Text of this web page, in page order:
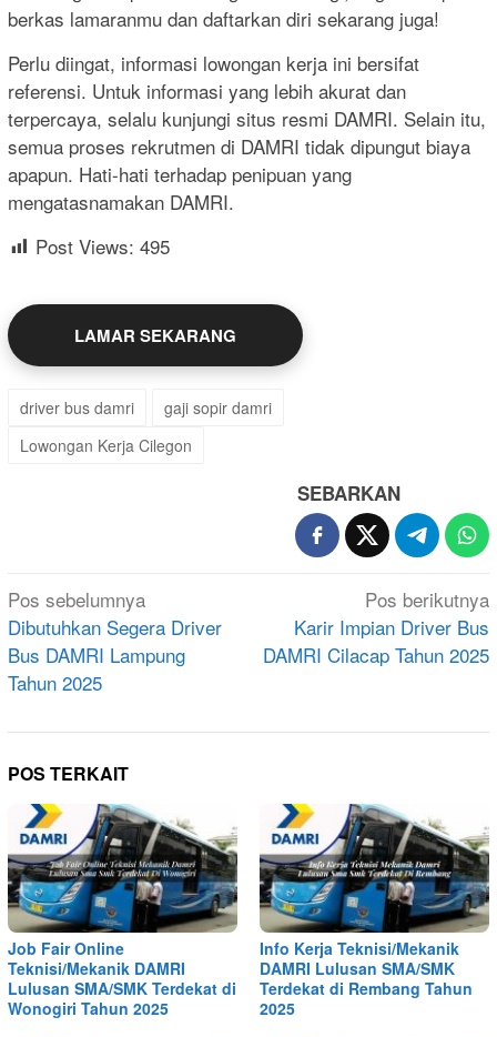
berkas lamaranmu dan daftarkan diri sekarang juga!
Perlu diingat, informasi lowongan kerja ini bersifat
referensi. Untuk informasi yang lebih akurat dan
terpercaya, selalu kunjungi situs resmi DAMRI. Selain itu,
semua proses rekrutmen di DAMRI tidak dipungut biaya
apapun. Hati-hati terhadap penipuan yang
mengatasnamakan DAMRI.
Post Views: 495
LAMAR SEKARANG
driver bus damri
gaji sopir damri
Lowongan Kerja Cilegon
SEBARKAN
Navigasi
pos
Pos sebelumnya
Dibutuhkan Segera Driver
Bus DAMRI Lampung
Tahun 2025
Pos berikutnya
Karir Impian Driver Bus
DAMRI Cilacap Tahun 2025
POS TERKAIT
Job Fair Online
Teknisi/Mekanik DAMRI
Lulusan SMA/SMK Terdekat di
Wonogiri Tahun 2025
Info Kerja Teknisi/Mekanik
DAMRI Lulusan SMA/SMK
Terdekat di Rembang Tahun
2025